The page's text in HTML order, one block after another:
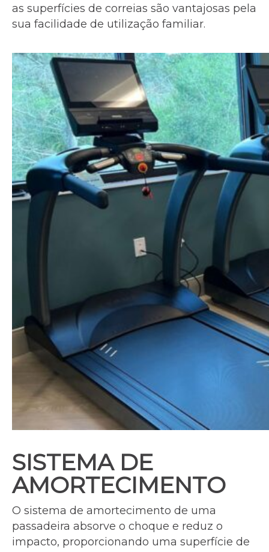
as superfícies de correias são vantajosas pela
sua facilidade de utilização familiar.
SISTEMA DE
AMORTECIMENTO
O sistema de amortecimento de uma
passadeira absorve o choque e reduz o
impacto, proporcionando uma superfície de